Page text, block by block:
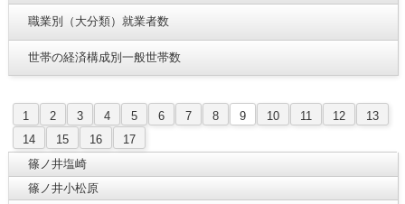
職業別（大分類）就業者数
世帯の経済構成別一般世帯数
1 2 3 4 5 6 7 8 9 10 11 12
13
14
15 16
17
篠ノ井塩崎
篠ノ井小松原